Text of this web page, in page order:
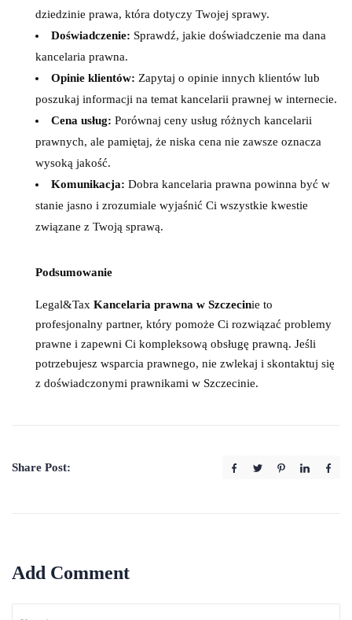
dziedzinie prawa, która dotyczy Twojej sprawy.
Doświadczenie: Sprawdź, jakie doświadczenie ma dana
kancelaria prawna.
Opinie klientów: Zapytaj o opinie innych klientów lub
poszukaj informacji na temat kancelarii prawnej w internecie.
Cena usług: Porównaj ceny usług różnych kancelarii
prawnych, ale pamiętaj, że niska cena nie zawsze oznacza
wysoką jakość.
Komunikacja: Dobra kancelaria prawna powinna być w
stanie jasno i zrozumiale wyjaśnić Ci wszystkie kwestie
związane z Twoją sprawą.
Podsumowanie
Legal&Tax Kancelaria prawna w Szczecinie to
profesjonalny partner, który pomoże Ci rozwiązać problemy
prawne i zapewni Ci kompleksową obsługę prawną. Jeśli
potrzebujesz wsparcia prawnego, nie zwlekaj i skontaktuj się
z doświadczonymi prawnikami w Szczecinie.
Share Post:
Add Comment